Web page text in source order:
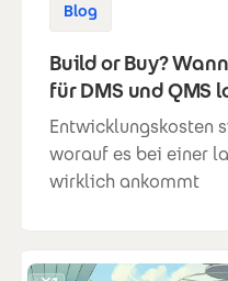
Blog
Build or Buy?
für DMS und QMS
Entwicklungskosten
worauf es bei einer
wirklich ankommt